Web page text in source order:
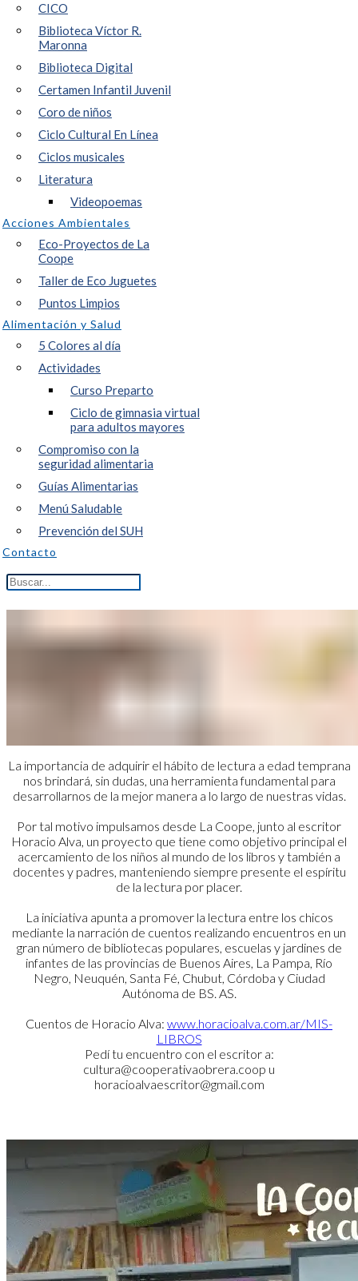
CICO
Biblioteca Víctor R.
Maronna
Biblioteca Digital
Certamen Infantil Juvenil
Coro de niños
Ciclo Cultural En Línea
Ciclos musicales
Literatura
Videopoemas
Acciones Ambientales
Eco-Proyectos de La
Coope
Taller de Eco Juguetes
Puntos Limpios
Alimentación y Salud
5 Colores al día
Actividades
Curso Preparto
Ciclo de gimnasia virtual
para adultos mayores
Compromiso con la
seguridad alimentaria
Guías Alimentarias
Menú Saludable
Prevención del SUH
Contacto
La importancia de adquirir el hábito de lectura a edad temprana
nos brindará, sin dudas, una herramienta fundamental para
desarrollarnos de la mejor manera a lo largo de nuestras vidas.
Por tal motivo impulsamos desde La Coope, junto al escritor
Horacio Alva, un proyecto que tiene como objetivo principal el
acercamiento de los niños al mundo de los libros y también a
docentes y padres, manteniendo siempre presente el espíritu
de la lectura por placer.
La iniciativa apunta a promover la lectura entre los chicos
mediante la narración de cuentos realizando encuentros en un
gran número de bibliotecas populares, escuelas y jardines de
infantes de las provincias de Buenos Aires, La Pampa, Río
Negro, Neuquén, Santa Fé, Chubut, Córdoba y Ciudad
Autónoma de BS. AS.
Cuentos de Horacio Alva: www.horacioalva.com.ar/MIS-
LIBROS
Pedí tu encuentro con el escritor a:
cultura@cooperativaobrera.coop u
horacioalvaescritor@gmail.com